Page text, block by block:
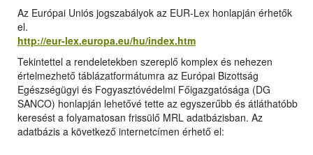
Az Európai Uniós jogszabályok az EUR-Lex honlapján érhetők
el.
http://eur-lex.europa.eu/hu/index.htm
Tekintettel a rendeletekben szereplő komplex és nehezen
értelmezhető táblázatformátumra az Európai Bizottság
Egészségügyi és Fogyasztóvédelmi Főigazgatósága (DG
SANCO) honlapján lehetővé tette az egyszerűbb és átláthatóbb
keresést a folyamatosan frissülő MRL adatbázisban. Az
adatbázis a következő internetcímen érhető el: